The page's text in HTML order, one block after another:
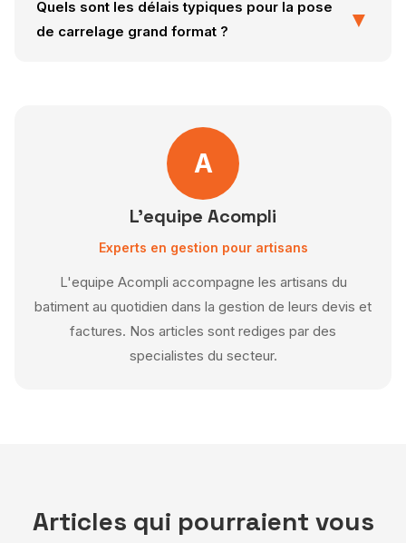
durabilité et l'esthétique du carrelage grand
Quels sont les délais typiques pour la pose
de carrelage grand format ?
▼
généralement plus longs que pour les
carrelages standards.
A
L'equipe Acompli
Experts en gestion pour artisans
L'equipe Acompli accompagne les artisans du
batiment au quotidien dans la gestion de leurs devis et
factures. Nos articles sont rediges par des
specialistes du secteur.
Articles qui pourraient vous